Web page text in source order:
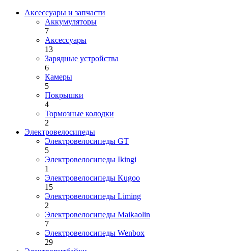
Аксессуары и запчасти
Аккумуляторы
7
Аксессуары
13
Зарядные устройства
6
Камеры
5
Покрышки
4
Тормозные колодки
2
Электровелосипеды
Электровелосипеды GT
5
Электровелосипеды Ikingi
1
Электровелосипеды Kugoo
15
Электровелосипеды Liming
2
Электровелосипеды Maikaolin
7
Электровелосипеды Wenbox
29